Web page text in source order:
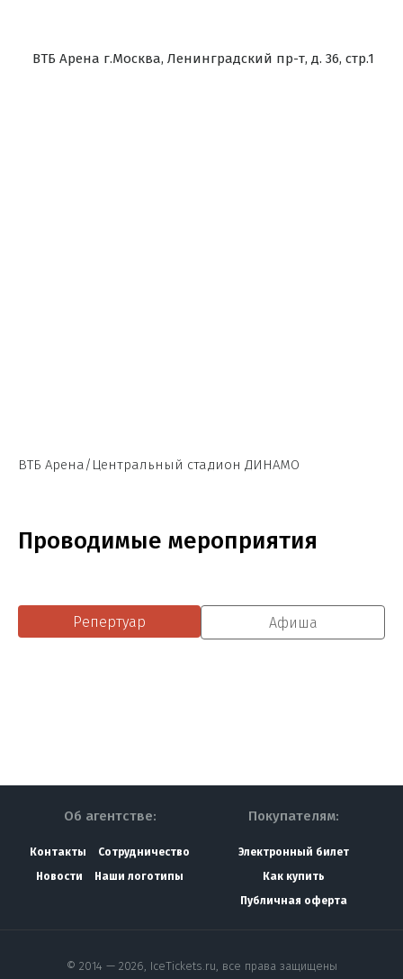
ВТБ Арена г.Москва, Ленинградский пр-т, д. 36, стр.1
ВТБ Арена/Центральный стадион ДИНАМО
Проводимые мероприятия
Репертуар Афиша
Об агентстве:
Контакты
Сотрудничество
Новости
Наши логотипы
Покупателям:
Электронный билет
Как купить
Публичная оферта
© 2014 — 2026, IceTickets.ru, все права защищены